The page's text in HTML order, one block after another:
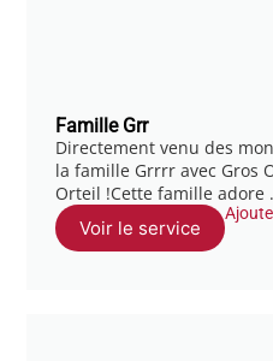
Famille Grr
Directement venu des
la famille Grrrr avec Gros
Orteil !Cette famille adore
Voir le service